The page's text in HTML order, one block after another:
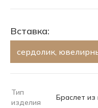
Вставка:
сердолик,
Тип
изделия
Браслет из